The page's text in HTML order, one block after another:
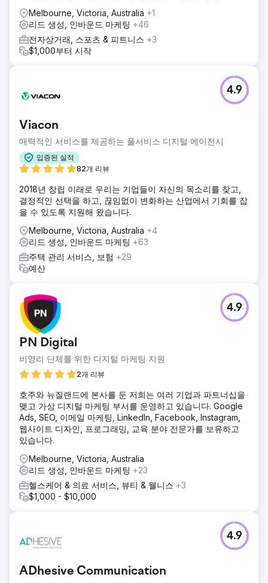
Melbourne, Victoria, Australia +1
리드 생성, 인바운드 마케팅 +46
전자상거래, 스포츠 & 피트니스 +3
$1,000부터 시작
Viacon
매력적인 서비스를 제공하는 풀서비스 디지털 에이전시
입증된 실적
82개 리뷰
4.9
2018년 창립 이래로 우리는 기업들이 자신의 목소리를 찾고,
결정적인 선택을 하고, 끊임없이 변화하는 산업에서 기회를 잡
을 수 있도록 지원해 왔습니다.
Melbourne, Victoria, Australia +4
리드 생성, 인바운드 마케팅 +63
주택 관리 서비스, 보험 +29
예산
PN Digital
비영리 단체를 위한 디지털 마케팅 지원
2개 리뷰
4.9
호주와 뉴질랜드에 본사를 둔 저희는 여러 기업과 파트너십을
맺고 가상 디지털 마케팅 부서를 운영하고 있습니다. Google
Ads, SEO, 이메일 마케팅, LinkedIn, Facebook, Instagram,
웹사이트 디자인, 프로그래밍, 교육 분야 전문가를 보유하고
있습니다.
Melbourne, Victoria, Australia
리드 생성, 인바운드 마케팅 +23
헬스케어 & 의료 서비스, 뷰티 & 웰니스 +3
$1,000 - $10,000
ADhesive Communication
4.9